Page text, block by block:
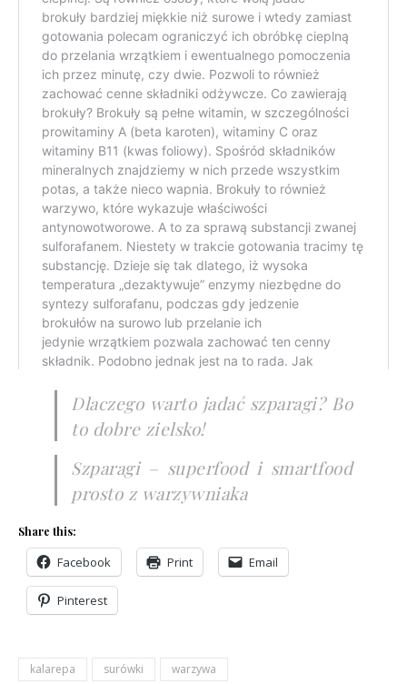
Dlaczego warto jadać szparagi? Bo
to dobre zielsko!
Szparagi – superfood i smartfood
prosto z warzywniaka
Share this:
Facebook Print Email
Pinterest
kalarepa surówki warzywa